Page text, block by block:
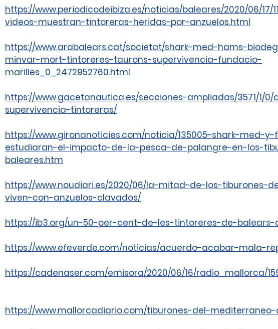
https://www.periodicodeibiza.es/noticias/baleares/2020/06/17/
videos-muestran-tintoreras-heridas-por-anzuelos.html
https://www.arabalears.cat/societat/shark-med-hams-
minvar-mort-tintoreres-taurons-supervivencia-fundacio-
marilles_0_2472952760.html
https://www.gacetanautica.es/secciones-ampliadas/3571/1/
supervivencia-tintoreras/
https://www.gironanoticies.com/noticia/135005-shark-med-
estudiaran-el-impacto-de-la-pesca-de-palangre-en-los-
baleares.htm
https://www.noudiari.es/2020/06/la-mitad-de-los-tiburones-
viven-con-anzuelos-clavados/
https://ib3.org/un-50-per-cent-de-les-tintoreres-de-
https://www.efeverde.com/noticias/acuerdo-acabar-mala-
https://cadenaser.com/emisora/2020/06/16/radio_mallorca/
https://www.mallorcadiario.com/tiburones-del-